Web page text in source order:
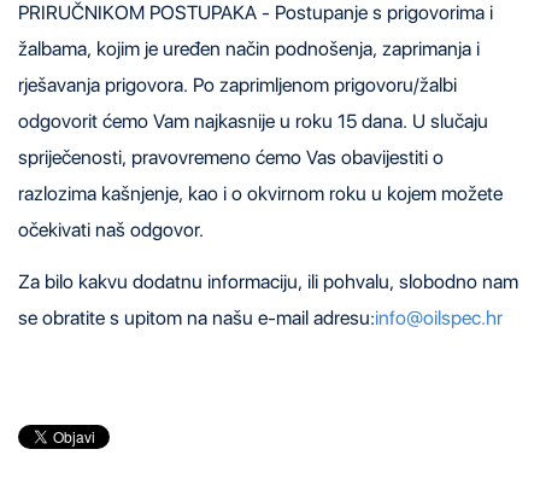
PRIRUČNIKOM POSTUPAKA - Postupanje s prigovorima i
žalbama, kojim je uređen način podnošenja, zaprimanja i
rješavanja prigovora. Po zaprimljenom prigovoru/žalbi
odgovorit ćemo Vam najkasnije u roku 15 dana. U slučaju
spriječenosti, pravovremeno ćemo Vas obavijestiti o
razlozima kašnjenje, kao i o okvirnom roku u kojem možete
očekivati naš odgovor.
Za bilo kakvu dodatnu informaciju, ili pohvalu, slobodno nam
se obratite s upitom na našu e-mail adresu:info@oilspec.hr